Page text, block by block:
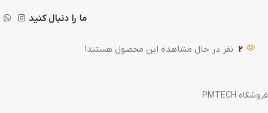
ما را دنبال کنید
2 نفر در حال مشاهده این محصول هستند!
فروشگاه PMTECH